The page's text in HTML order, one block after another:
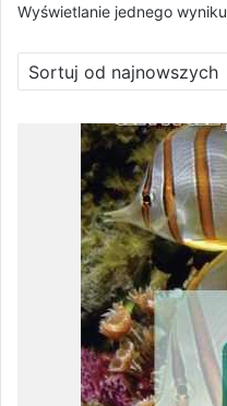
Wyświetlanie jednego wyniku